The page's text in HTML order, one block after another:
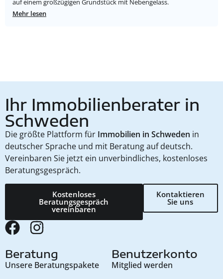
auf einem großzügigen Grundstück mit Nebengelass.
Mehr lesen
Ihr Immobilienberater in
Schweden
Die größte Plattform für Immobilien in Schweden in
deutscher Sprache und mit Beratung auf deutsch.
Vereinbaren Sie jetzt ein unverbindliches, kostenloses
Beratungsgespräch.
Kostenloses
Beratungsgespräch
vereinbaren
Kontaktieren
Sie uns
Beratung
Unsere Beratungspakete
Benutzerkonto
Mitglied werden